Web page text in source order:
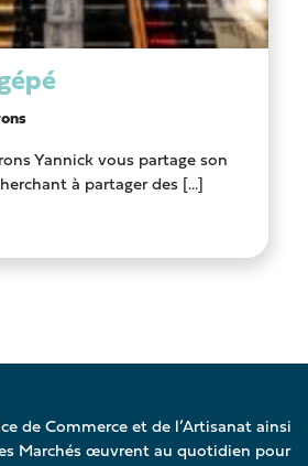
Yannick vous partage son
à partager des [...]
de Commerce et de l’Artisanat ainsi
Marchés œuvrent au quotidien pour